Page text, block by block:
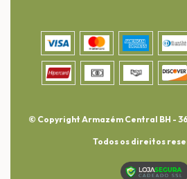
© Copyright Armazém Central BH -
Todos os direitos